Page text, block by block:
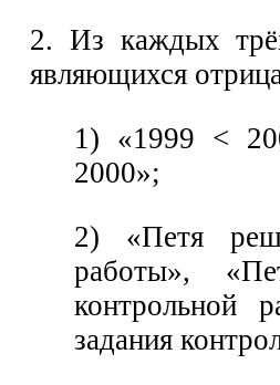
2. Из каждых
являющихся
1) «1999 <
2000»;
2) «Петя
работы»,
контрольной
задания